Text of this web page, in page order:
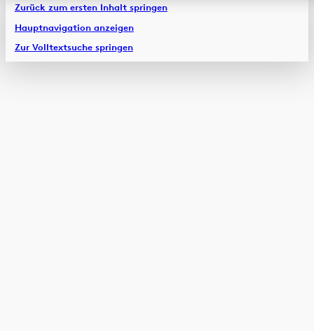
Zurück zum ersten Inhalt springen
Hauptnavigation anzeigen
Zur Volltextsuche springen